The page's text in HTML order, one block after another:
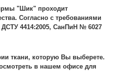
"Шик" проходит
Согласно с требованиями
4414:2005, СанПиН № 6027
ткани, которую Вы выберете.
в нашем офисе для